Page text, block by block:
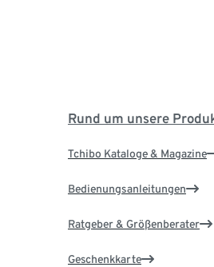
Rund um unsere
Tchibo Kataloge & Magazine
Bedienungsanleitungen
Ratgeber & Größenberater
Geschenkkarte